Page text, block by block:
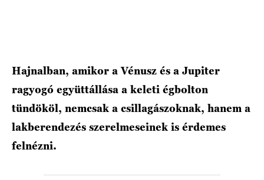
Hajnalban, amikor a Vénusz és a Jupiter
ragyogó együttállása a keleti égbolton
tündököl, nemcsak a csillagászoknak, hanem a
lakberendezés szerelmeseinek is érdemes
felnézni.